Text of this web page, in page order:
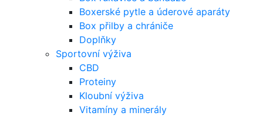
Boxerské pytle a úderové aparáty
Box přilby a chrániče
Doplňky
Sportovní výživa
CBD
Proteiny
Kloubní výživa
Vitamíny a minerály